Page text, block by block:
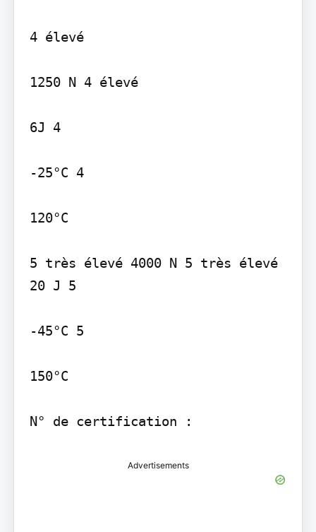
4 élevé
1250 N 4 élevé
6J 4
-25°C 4
120°C
5 très élevé 4000 N 5 très élevé
20 J 5
-45°C 5
150°C
Advertisements